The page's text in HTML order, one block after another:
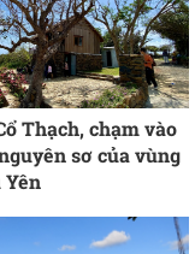
Thạch, chạm vào
sơ của vùng
Yên